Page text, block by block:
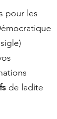
pour les
de ladite